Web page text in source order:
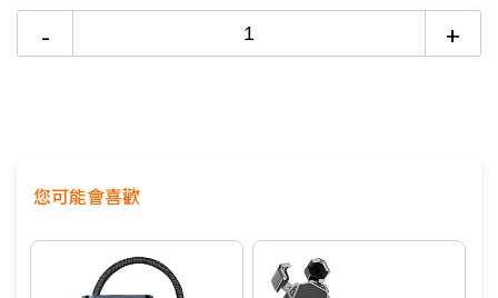
- +
您可能會喜歡